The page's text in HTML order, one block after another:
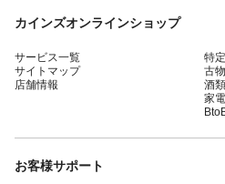
カインズオンラインショップ
サービス一覧
サイトマップ
店舗情報
特
古
酒
家
お客様サポート